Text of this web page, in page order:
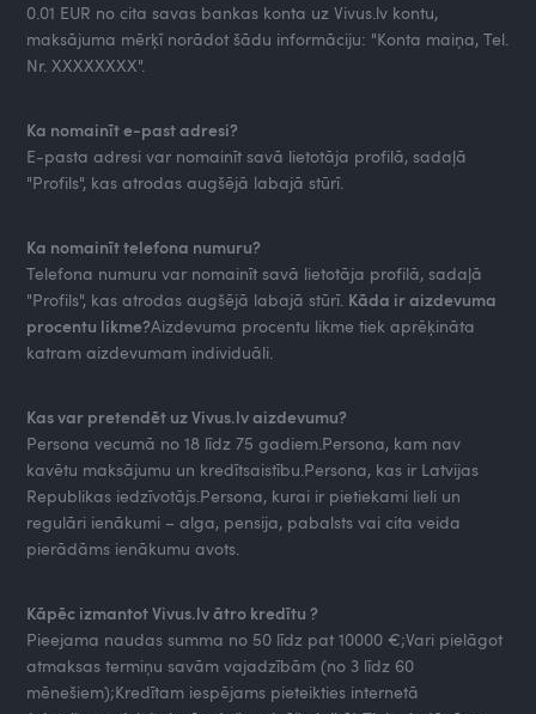
0.01 EUR no cita savas bankas konta uz Vivus.lv kontu,
maksājuma mērķī norādot šādu informāciju: "Konta maiņa, Tel.
Nr. XXXXXXXX".
Ka nomainīt e-past adresi?
E-pasta adresi var nomainīt savā lietotāja profilā, sadaļā
"Profils", kas atrodas augšējā labajā stūrī.
Ka nomainīt telefona numuru?
Telefona numuru var nomainīt savā lietotāja profilā, sadaļā
"Profils", kas atrodas augšējā labajā stūrī. Kāda ir aizdevuma
procentu likme?Aizdevuma procentu likme tiek aprēķināta
katram aizdevumam individuāli.
Kas var pretendēt uz Vivus.lv aizdevumu?
Persona vecumā no 18 līdz 75 gadiem.Persona, kam nav
kavētu maksājumu un kredītsaistību.Persona, kas ir Latvijas
Republikas iedzīvotājs.Persona, kurai ir pietiekami lieli un
regulāri ienākumi – alga, pensija, pabalsts vai cita veida
pierādāms ienākumu avots.
Kāpēc izmantot Vivus.lv ātro kredītu ?
Pieejama naudas summa no 50 līdz pat 10000 €;Vari pielāgot
atmaksas termiņu savām vajadzībām (no 3 līdz 60
mēnešiem);Kredītam iespējams pieteikties internetā